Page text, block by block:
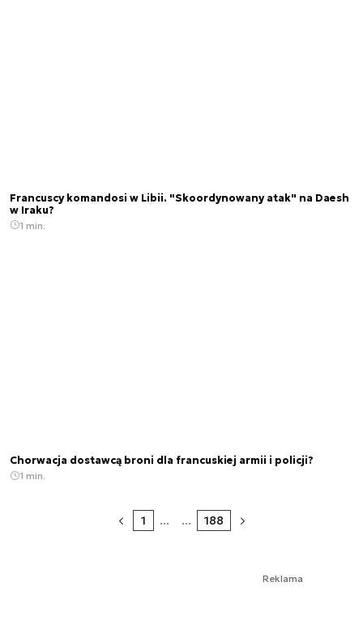
Francuscy komandosi w Libii. "Skoordynowany atak" na Daesh
w Iraku?
1 min.
Chorwacja dostawcą broni dla francuskiej armii i policji?
1 min.
1 ... ... 188
Reklama